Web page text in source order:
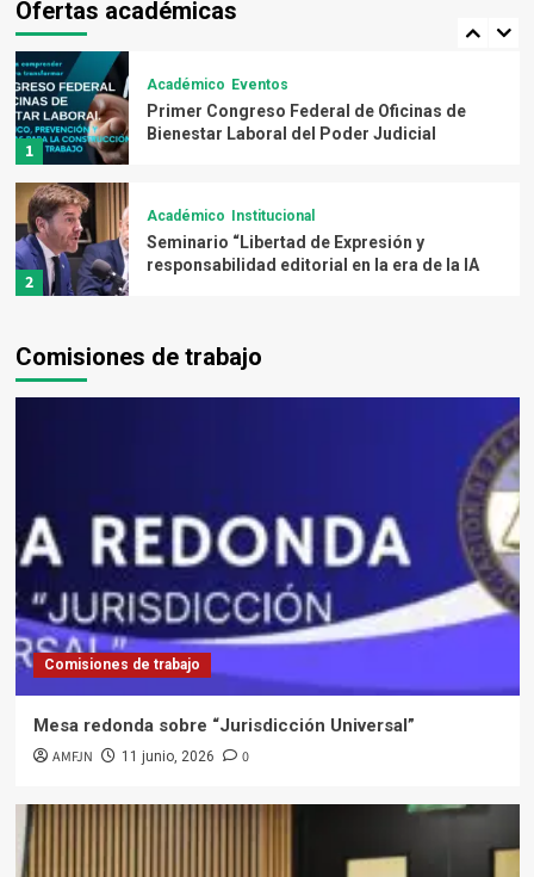
Ofertas académicas
5
1
Académico Eventos
Primer Congreso Federal de Oficinas de
Bienestar Laboral del Poder Judicial
2
Académico Institucional
Seminario “Libertad de Expresión y
responsabilidad editorial en la era de la IA
Anulación del poder ejecutivo: estrategias
4
Academia de Normas Internacionales del
Trabajo (Capacitación 2026)
5
Académico
Economía, finanzas, fintech y mercado de
capitales
1
Primer Congreso Federal de Oficinas de
Comisiones de trabajo
Comisiones de trabajo
Mesa redonda sobre “Jurisdicción Universal”
AMFJN 11 junio, 2026 0